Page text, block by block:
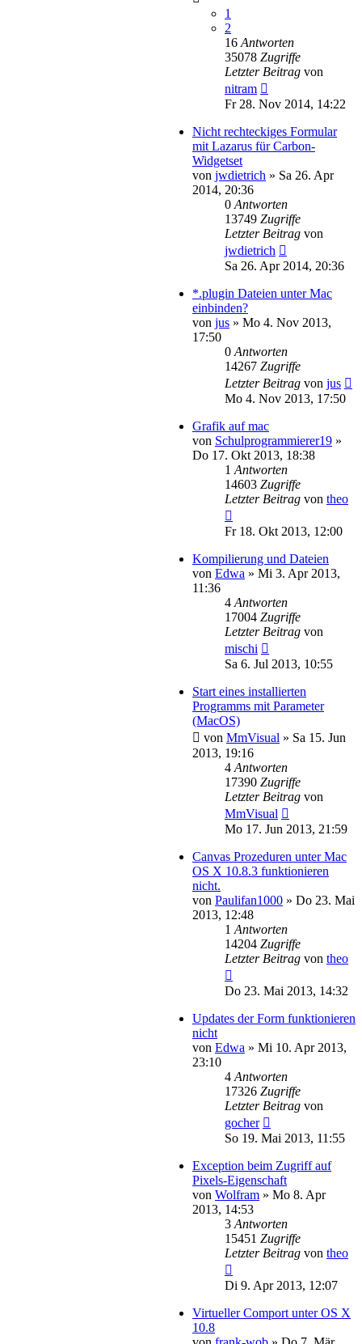
1
2
16 Antworten
35078 Zugriffe
Letzter Beitrag von
nitram
Fr 28. Nov 2014, 14:22
Nicht rechteckiges Formular
mit Lazarus für Carbon-
Widgetset
von jwdietrich » Sa 26. Apr
2014, 20:36
0 Antworten
13749 Zugriffe
Letzter Beitrag von
jwdietrich
Sa 26. Apr 2014, 20:36
*.plugin Dateien unter Mac
einbinden?
von jus » Mo 4. Nov 2013,
17:50
0 Antworten
14267 Zugriffe
Letzter Beitrag von jus
Mo 4. Nov 2013, 17:50
Grafik auf mac
von Schulprogrammierer19 »
Do 17. Okt 2013, 18:38
1 Antworten
14603 Zugriffe
Letzter Beitrag von theo
Fr 18. Okt 2013, 12:00
Kompilierung und Dateien
von Edwa » Mi 3. Apr 2013,
11:36
4 Antworten
17004 Zugriffe
Letzter Beitrag von
mischi
Sa 6. Jul 2013, 10:55
Start eines installierten
Programms mit Parameter
(MacOS)
von MmVisual » Sa 15. Jun
2013, 19:16
4 Antworten
17390 Zugriffe
Letzter Beitrag von
MmVisual
Mo 17. Jun 2013, 21:59
Canvas Prozeduren unter Mac
OS X 10.8.3 funktionieren
nicht.
von Paulifan1000 » Do 23. Mai
2013, 12:48
1 Antworten
14204 Zugriffe
Letzter Beitrag von theo
Do 23. Mai 2013, 14:32
Updates der Form funktionieren
nicht
von Edwa » Mi 10. Apr 2013,
23:10
4 Antworten
17326 Zugriffe
Letzter Beitrag von
gocher
So 19. Mai 2013, 11:55
Exception beim Zugriff auf
Pixels-Eigenschaft
von Wolfram » Mo 8. Apr
2013, 14:53
3 Antworten
15451 Zugriffe
Letzter Beitrag von theo
Di 9. Apr 2013, 12:07
Virtueller Comport unter OS X
10.8